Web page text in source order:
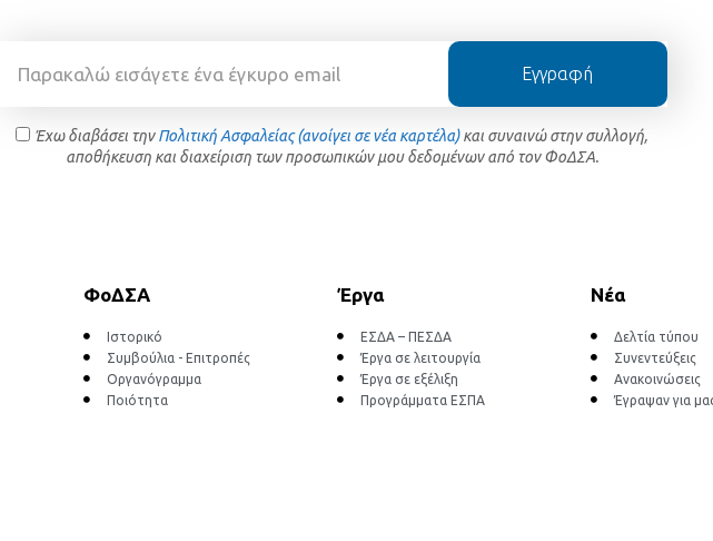
Έχω διαβάσει τηνΠολιτική Ασφαλείας (ανοίγει σε νέα καρτέλα)και συναινώ στην συλλογή,
αποθήκευση και διαχείριση των προσωπικών μου δεδομένων από τον ΦοΔΣΑ.
Εγγραφή
ΦοΔΣΑ
Ιστορικό
Συμβούλια - Επιτροπές
Οργανόγραμμα
Ποιότητα
Έργα
ΕΣΔΑ – ΠΕΣΔΑ
Έργα σε λειτουργία
Έργα σε εξέλιξη
Προγράμματα ΕΣΠΑ
Νέα
Δελτία τύπου
Συνεντεύξεις
Ανακοινώσεις
Έγραψαν για